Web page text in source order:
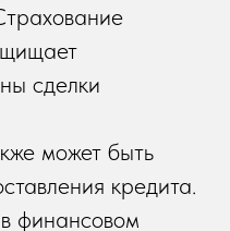
сделки
может быть
кредита.
финансовом